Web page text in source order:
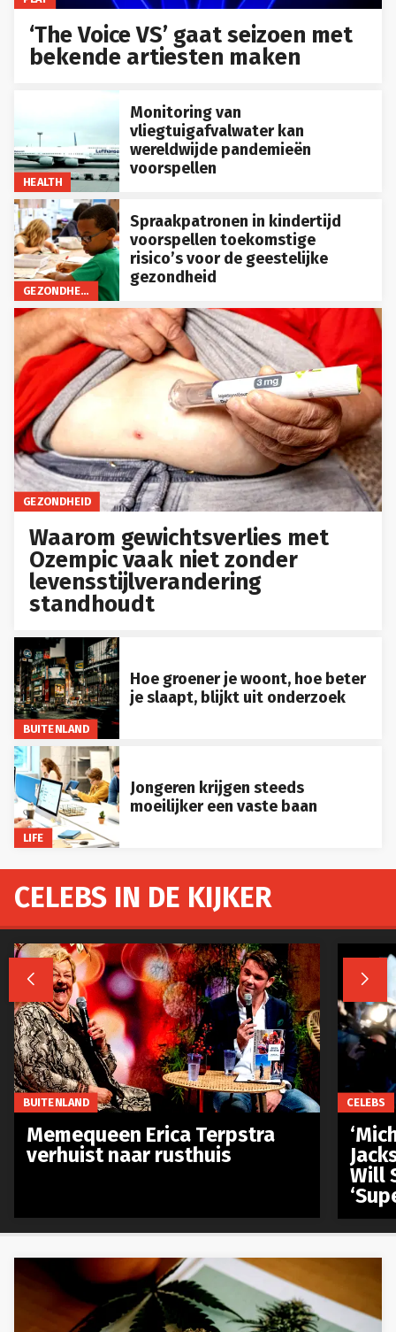
‘The Voice VS’ gaat seizoen met
bekende artiesten maken
HEALTH
Monitoring van
vliegtuigafvalwater kan
wereldwijde pandemieën
voorspellen
GEZONDHEID
Spraakpatronen in kindertijd
voorspellen toekomstige
risico’s voor de geestelijke
gezondheid
GEZONDHEID
Waarom gewichtsverlies met
Ozempic vaak niet zonder
levensstijlverandering
standhoudt
BUITENLAND
Hoe groener je woont, hoe beter
je slaapt, blijkt uit onderzoek
LIFE
Jongeren krijgen steeds
moeilijker een vaste baan
CELEBS IN DE KIJKER
 
BUITENLAND
Memequeen Erica Terpstra
verhuist naar rusthuis
CELEBS
Will